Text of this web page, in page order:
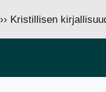
›› Kristillisen